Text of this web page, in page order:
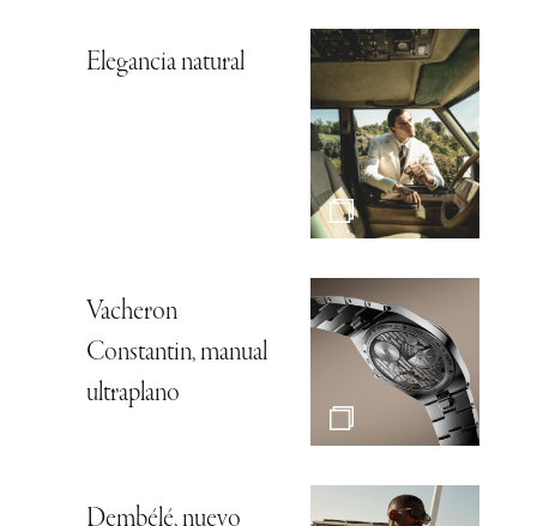
Elegancia natural
Vacheron
Constantin, manual
ultraplano
Dembélé, nuevo